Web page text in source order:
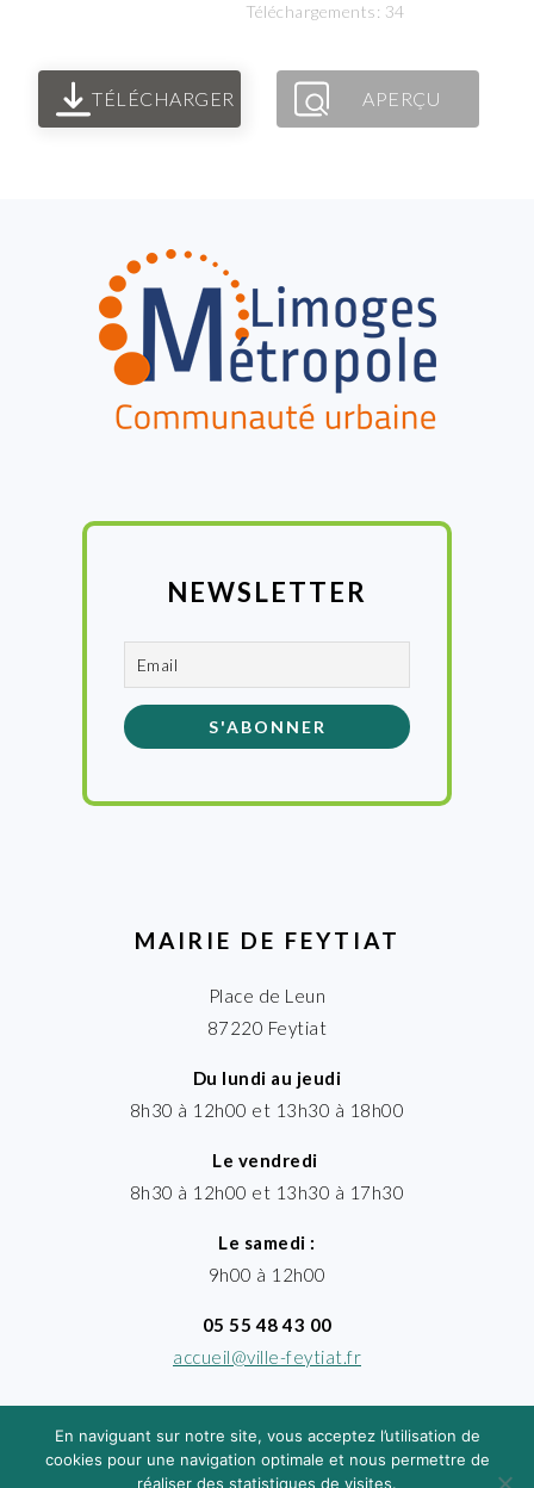
Téléchargements: 34
TÉLÉCHARGER APERÇU
NEWSLETTER
MAIRIE DE FEYTIAT
Place de Leun
87220 Feytiat
Du lundi au jeudi
8h30 à 12h00 et 13h30 à 18h00
Le vendredi
8h30 à 12h00 et 13h30 à 17h30
Le samedi :
9h00 à 12h00
05 55 48 43 00
accueil@ville-feytiat.fr
En naviguant sur notre site, vous acceptez l’utilisation de
cookies pour une navigation optimale et nous permettre de
réaliser des statistiques de visites.